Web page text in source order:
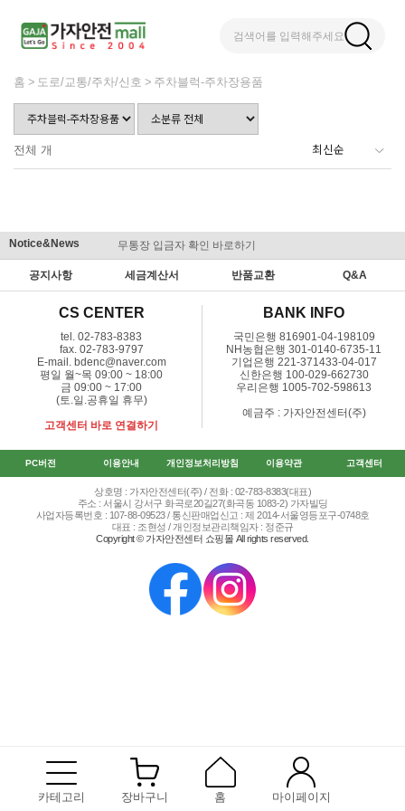
검색어를 입력해주세요
카테고리 장바구니 홈 마이페이지
홈 도로/교통/주차/신호 주차블럭-주차장용품
전체 개
Notice&News 무통장 입금자 확인 바로하기
공지사항 세금계산서 반품교환 Q&A
CS CENTER
tel. 02-783-8383
fax. 02-783-9797
E-mail. bdenc@naver.com
평일 월~목 09:00 ~ 18:00
금 09:00 ~ 17:00
(토.일.공휴일 휴무)
고객센터 바로 연결하기
BANK INFO
국민은행 816901-04-198109
NH농협은행 301-0140-6735-11
기업은행 221-371433-04-017
신한은행 100-029-662730
우리은행 1005-702-598613
예금주 : 가자안전센터(주)
PC버전 이용안내 개인정보처리방침 이용약관 고객센터
상호명 : 가자안전센터(주) / 전화 : 02-783-8383(대표)
주소 : 서울시 강서구 화곡로20길27(화곡동 1083-2) 가자빌딩
사업자등록번호 : 107-88-09523 / 통신판매업신고 : 제 2014-서울영등포구-0748호
대표 : 조현성 / 개인정보관리책임자 : 정준규
Copyright © 가자안전센터 쇼핑몰 All rights reserved.